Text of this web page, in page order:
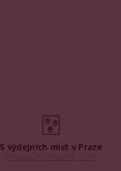
5 výdejních míst v Praze